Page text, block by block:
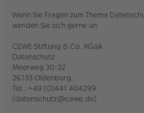
Wenn Sie Fragen zum Thema
wenden Sie sich gerne an:
CEWE Stiftung & Co. KGaA
Datenschutz
Meerweg 30-32
26133 Oldenburg
Tel.: +49 (0)441 404299
(datenschutz@cewe.de)